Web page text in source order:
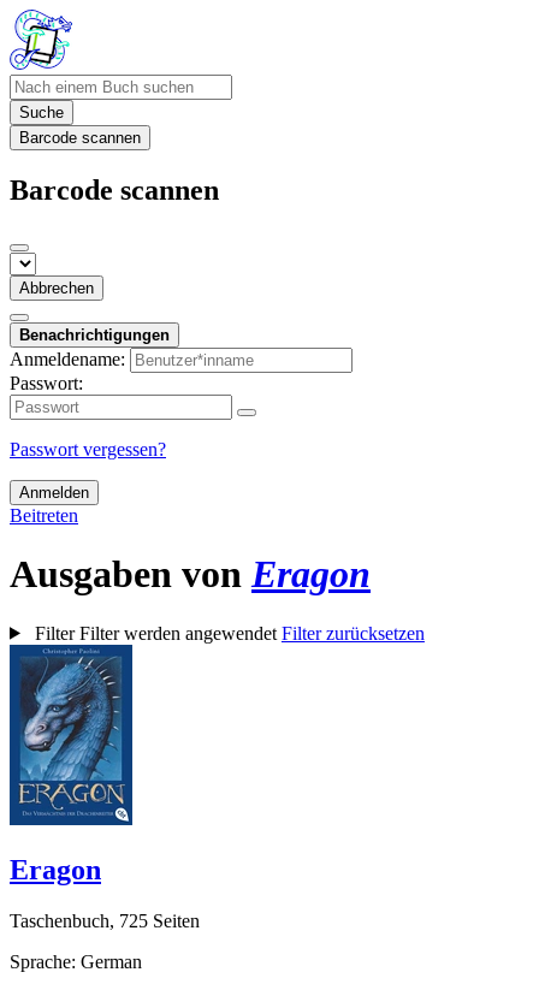
Suche
Barcode scannen
Barcode scannen
Abbrechen
Benachrichtigungen
Anmeldename:
Passwort:
Passwort vergessen?
Anmelden
Beitreten
Ausgaben vonEragon
FilterFilter werden angewendet Filter zurücksetzen
Eragon
Taschenbuch, 725 Seiten
Sprache: German